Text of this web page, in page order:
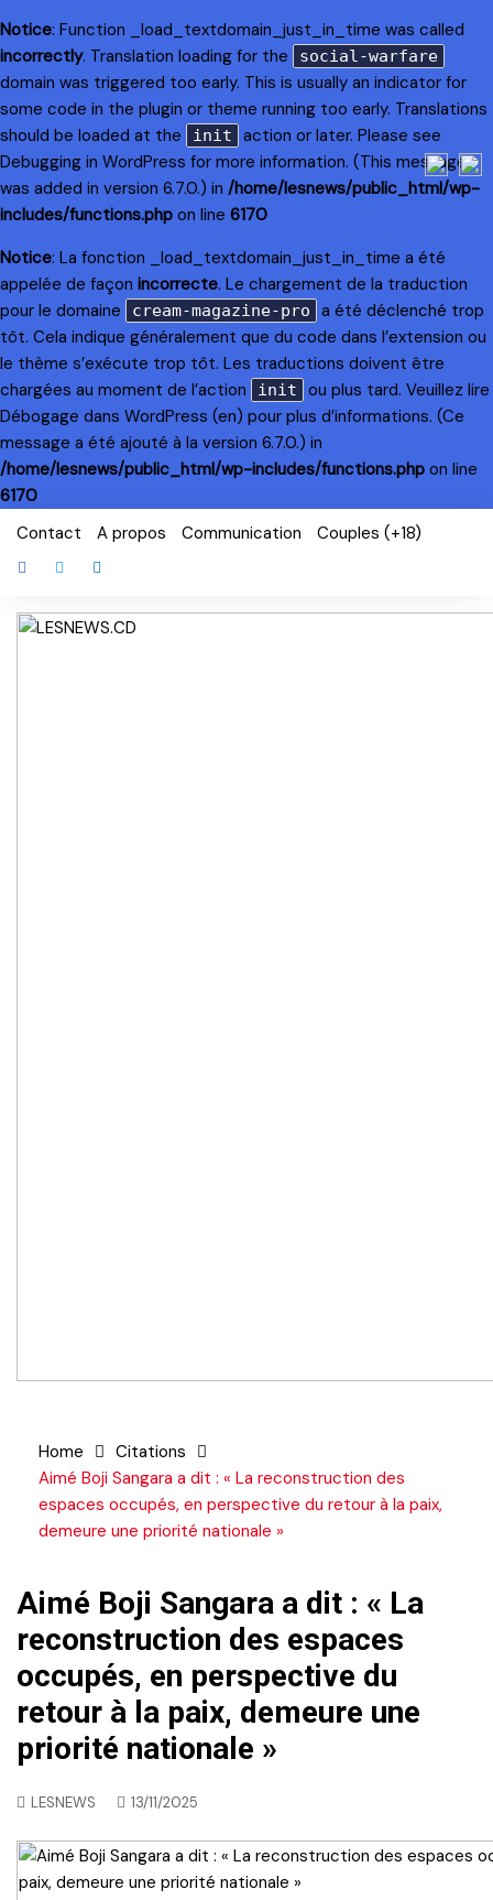
Notice: Function _load_textdomain_just_in_time was called
incorrectly. Translation loading for the social-warfare
domain was triggered too early. This is usually an indicator for
some code in the plugin or theme running too early. Translations
should be loaded at the
init
action or later. Please see
Debugging in WordPress for more information. (This message
was added in version 6.7.0.) in /home/lesnews/public_html/wp-
includes/functions.php on line 6170
Notice: La fonction _load_textdomain_just_in_time a été
appelée de façon incorrecte. Le chargement de la traduction
pour le domaine
cream-magazine-pro
a été déclenché trop
tôt. Cela indique généralement que du code dans l’extension ou
le thème s’exécute trop tôt. Les traductions doivent être
chargées au moment de l’action
init
ou plus tard. Veuillez lire
Débogage dans WordPress (en) pour plus d’informations. (Ce
message a été ajouté à la version 6.7.0.) in
/home/lesnews/public_html/wp-includes/functions.php on line
6170
Skip
content
Contact A propos Communication Couples (+18)
Home
Citations
Aimé Boji Sangara a dit : « La reconstruction des
espaces occupés, en perspective du retour à la paix,
demeure une priorité nationale »
Aimé Boji Sangara a dit : « La
reconstruction des espaces
occupés, en perspective du
retour à la paix, demeure une
priorité nationale »
LESNEWS 13/11/2025